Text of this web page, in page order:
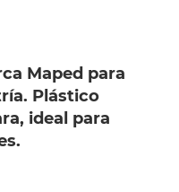
Maped para
Plástico
ideal para